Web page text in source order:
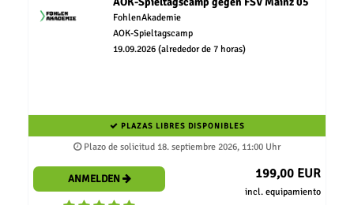
FohlenAkademie
AOK-Spieltagscamp
19.09.2026 (alrededor de 7 horas)
PLAZAS LIBRES DISPONIBLES
Plazo de solicitud 18. septiembre 2026, 11:00 Uhr
ANMELDEN 199,00 EUR
incl. equipamiento